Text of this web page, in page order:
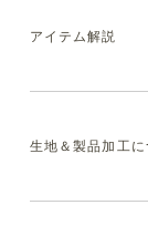
アイテム解説
希少な生地
生地＆製品加工に